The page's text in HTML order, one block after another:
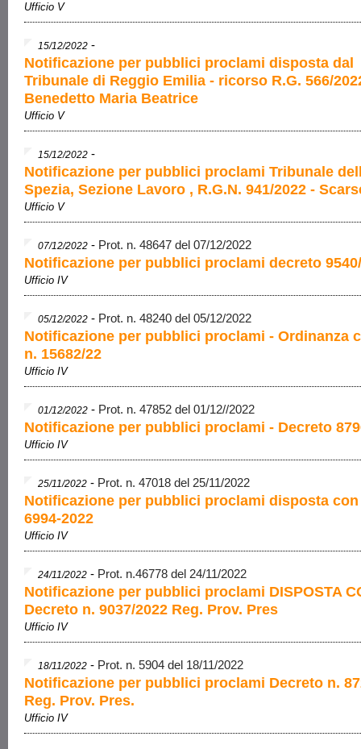
Ufficio V
15/12/2022 -
Notificazione per pubblici proclami disposta dal
Tribunale di Reggio Emilia - ricorso R.G. 566/
Benedetto Maria Beatrice
Ufficio V
15/12/2022 -
Notificazione per pubblici proclami Tribunale
Spezia, Sezione Lavoro , R.G.N. 941/2022 -
Ufficio V
07/12/2022 - Prot. n. 48647 del 07/12/2022
Notificazione per pubblici proclami decreto
Ufficio IV
05/12/2022 - Prot. n. 48240 del 05/12/2022
Notificazione per pubblici proclami - Ordinanza
n. 15682/22
Ufficio IV
01/12/2022 - Prot. n. 47852 del 01/12//2022
Notificazione per pubblici proclami - Decreto
Ufficio IV
25/11/2022 - Prot. n. 47018 del 25/11/2022
Notificazione per pubblici proclami disposta
6994-2022
Ufficio IV
24/11/2022 - Prot. n.46778 del 24/11/2022
Notificazione per pubblici proclami DISPOSTA
Decreto n. 9037/2022 Reg. Prov. Pres
Ufficio IV
18/11/2022 - Prot. n. 5904 del 18/11/2022
Notificazione per pubblici proclami Decreto n.
Reg. Prov. Pres.
Ufficio IV